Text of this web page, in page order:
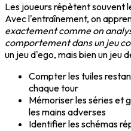
Les joueurs répètent souvent
Avec l'entraînement, on
exactement comme on
comportement dans un jeu
un jeu d'ego, mais bien un jeu
Compter les tuiles
chaque tour
Mémoriser les séries et
les mains adverses
Identifier les schémas